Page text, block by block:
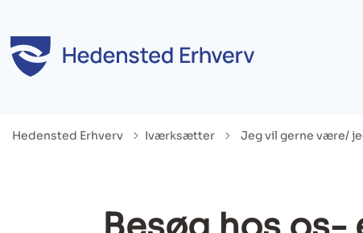
Hedensted Erhverv Iværksætter Tilbage til
Jeg vil gerne være/